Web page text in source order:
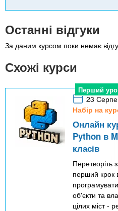
Останні відгуки
За даним курсом поки немає
Схожі курси
Перший
23
Набір на
Онлайн
Python в
класів
Перетворіть
перший крок
об'єкти та
цілих міст -